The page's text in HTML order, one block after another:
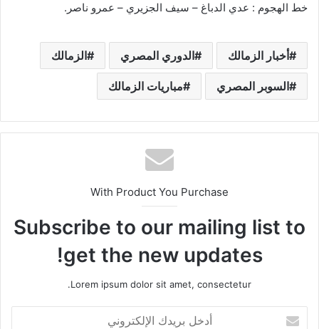
خط الهجوم : عدي الدباغ – سيف الجزيري – عمرو ناصر.
أخبار الزمالك الدوري المصري الزمالك
السوبر المصري مباريات الزمالك
With Product You Purchase
Subscribe to our mailing list to
get the new updates!
Lorem ipsum dolor sit amet, consectetur.